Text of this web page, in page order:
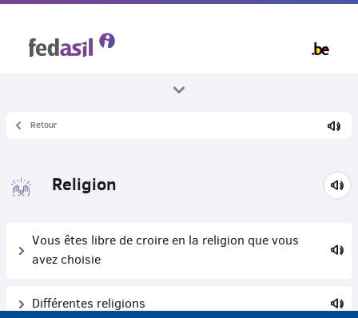
Tous les thèmes
Retour
Religion
Vous êtes libre de croire en la religion que vous
avez choisie
Différentes religions